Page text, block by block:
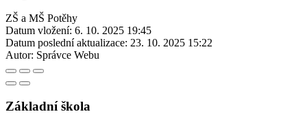
ZŠ a MŠ Potěhy
Datum vložení: 6. 10. 2025 19:45
Datum poslední aktualizace: 23. 10. 2025 15:22
Autor: Správce Webu
Základní škola